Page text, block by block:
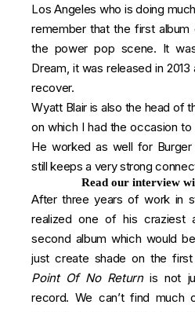
Los Angeles who is doing
remember that the first
the power pop scene. It
Dream, it was released in 2013
recover.
Wyatt Blair is also the head of
on which I had the occasion
He worked as well for
still keeps a very strong
Read our interview
After three years of work in
realized one of his craziest
second album which would
just create shade on the
Point Of No Returnis not
record. We can’t find much